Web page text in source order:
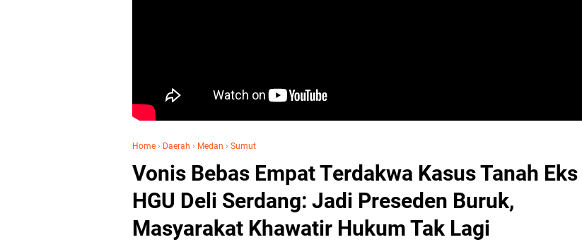
Home › Daerah › Medan › Sumut
Vonis Bebas Empat Terdakwa Kasus Tanah Eks
HGU Deli Serdang: Jadi Preseden Buruk,
Masyarakat Khawatir Hukum Tak Lagi